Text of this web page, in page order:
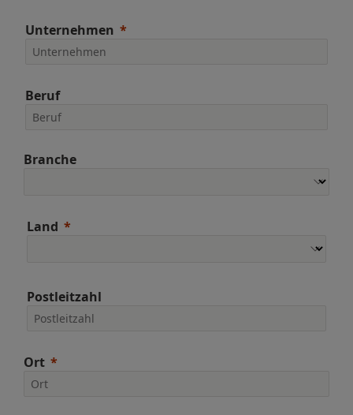
Unternehmen
Beruf
Branche
Land
Postleitzahl
Ort